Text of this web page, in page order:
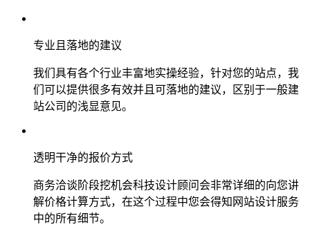
专业且落地的建议
我们具有各个行业丰富地实操经验，针对您的站点，我
们可以提供很多有效并且可落地的建议，区别于一般建
站公司的浅显意见。
透明干净的报价方式
商务洽谈阶段挖机会科技设计顾问会非常详细的向您讲
解价格计算方式，在这个过程中您会得知网站设计服务
中的所有细节。